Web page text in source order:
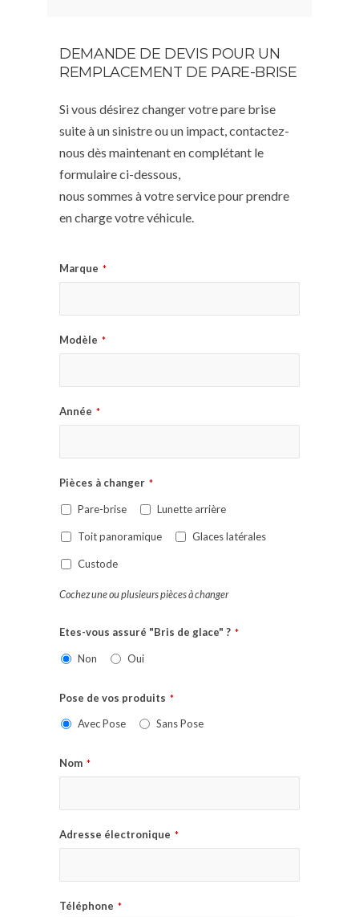
DEMANDE DE DEVIS POUR UN
REMPLACEMENT DE PARE-BRISE
Si vous désirez changer votre pare brise
suite à un sinistre ou un impact, contactez-
nous dès maintenant en complétant le
formulaire ci-dessous,
nous sommes à votre service pour prendre
en charge votre véhicule.
Marque *
Modèle *
Année *
Pièces à changer *
Pare-brise Lunette arrière
Toit panoramique Glaces latérales
Custode
Cochez une ou plusieurs pièces à changer
Etes-vous assuré "Bris de glace" ? *
Non Oui
Pose de vos produits *
Avec Pose Sans Pose
Nom *
Adresse électronique *
Téléphone *